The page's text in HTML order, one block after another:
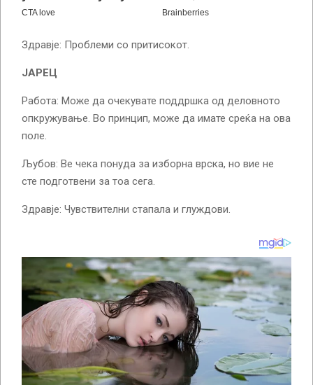
Здравје: Проблеми со притисокот.
ЈАРЕЦ
Работа: Може да очекувате поддршка од деловното
опкружување. Во принцип, може да имате среќа на ова
поле.
Љубов: Ве чека понуда за изборна врска, но вие не
сте подготвени за тоа сега.
Здравје: Чувствителни стапала и глуждови.